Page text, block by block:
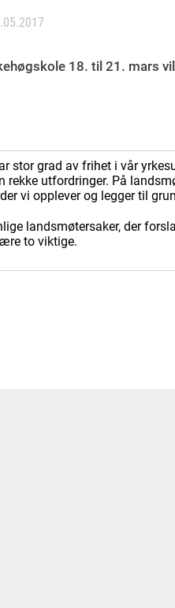
18. til 21. mars
stor grad av frihet i vår
utfordringer. På
vi opplever og legger til
landsmøtersaker, der
to viktige.